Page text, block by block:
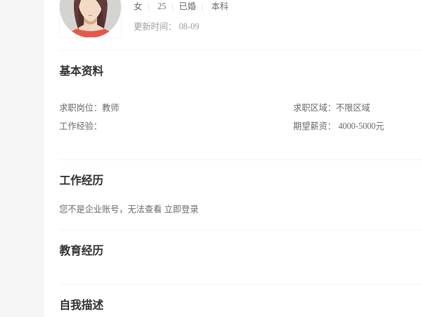
女 25 已婚 本科
更新时间： 08-09
基本资料
求职岗位： 教师
工作经验：
求职区域： 不限区域
期望薪资：
4000-5000元
工作经历
您不是企业账号，无法查看 立即登录
教育经历
自我描述